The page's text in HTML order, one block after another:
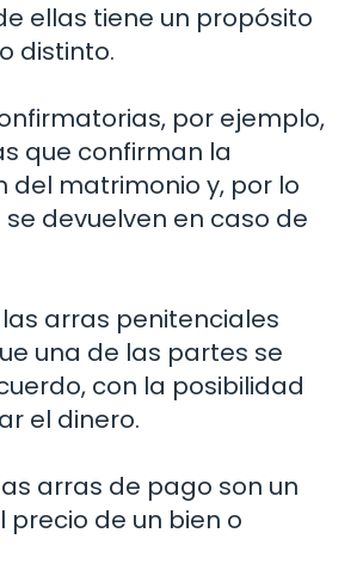
ellas tiene un propósito
distinto.
por ejemplo,
que confirman la
del matrimonio y, por lo
devuelven en caso de
las arras penitenciales
una de las partes se
con la posibilidad
el dinero.
arras de pago son un
precio de un bien o